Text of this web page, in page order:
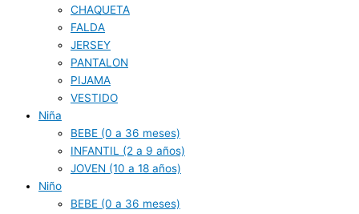
CHAQUETA
FALDA
JERSEY
PANTALON
PIJAMA
VESTIDO
Niña
BEBE (0 a 36 meses)
INFANTIL (2 a 9 años)
JOVEN (10 a 18 años)
Niño
BEBE (0 a 36 meses)